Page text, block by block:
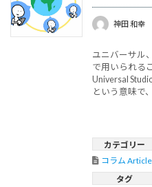
神田 和幸
ユニバーサル
で用いられる
Universal
という意味で
最近はフェミ
スコンテスト
が大きな話題
り、今でも地域
カテゴリー
コラム
タグ